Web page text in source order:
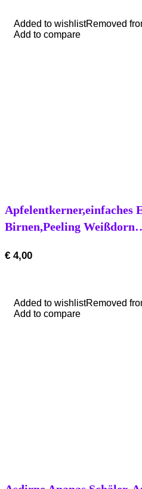
Added to wishlistRemoved
Add to compare
Apfelentkerner,einfaches
Birnen,Peeling
Added to wishlistRemoved
Add to compare
€ 4,00
Added to wishlistRemoved
Add to compare
Added to wishlistRemoved
Add to compare